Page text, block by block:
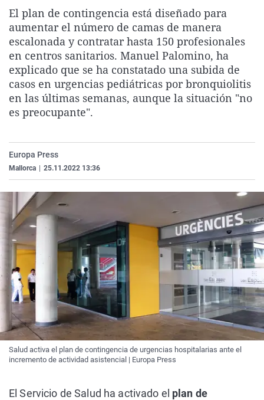
La rosa de los vientos
Gente viajera
Como el perro y el
Caso
Retornados
Equipo de
Operación Viuda
Extremadura
Galicia
La Rioja
Navarra
País Vasco
Virales
Televisión
Elecciones
El plan de contingencia está diseñado para
aumentar el número de camas de manera
escalonada y contratar hasta 150 profesionales
en centros sanitarios. Manuel Palomino, ha
explicado que se ha constatado una subida de
casos en urgencias pediátricas por bronquiolitis
en las últimas semanas, aunque la situación "no
es preocupante".
Europa Press
Mallorca 25.11.2022 13:36
Salud activa el plan de contingencia de urgencias hospitalarias ante el
incremento de actividad asistencial | Europa Press
El Servicio de Salud ha activado el plan de